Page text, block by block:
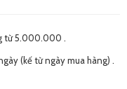
từ 5.000.000 .
(kế từ ngày mua hàng) .